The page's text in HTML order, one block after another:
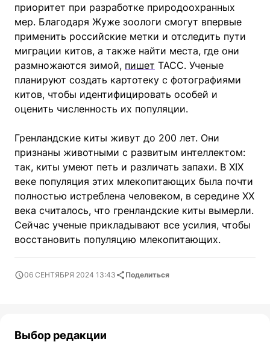
приоритет при разработке природоохранных
мер. Благодаря Жуже зоологи смогут впервые
применить российские метки и отследить пути
миграции китов, а также найти места, где они
размножаются зимой, пишет ТАСС. Ученые
планируют создать картотеку с фотографиями
китов, чтобы идентифицировать особей и
оценить численность их популяции.
Гренландские киты живут до 200 лет. Они
признаны животными с развитым интеллектом:
так, киты умеют петь и различать запахи. В XIX
веке популяция этих млекопитающих была почти
полностью истреблена человеком, в середине XX
века считалось, что гренландские киты вымерли.
Сейчас ученые прикладывают все усилия, чтобы
восстановить популяцию млекопитающих.
06 СЕНТЯБРЯ 2024 13:43 Поделиться
Выбор редакции